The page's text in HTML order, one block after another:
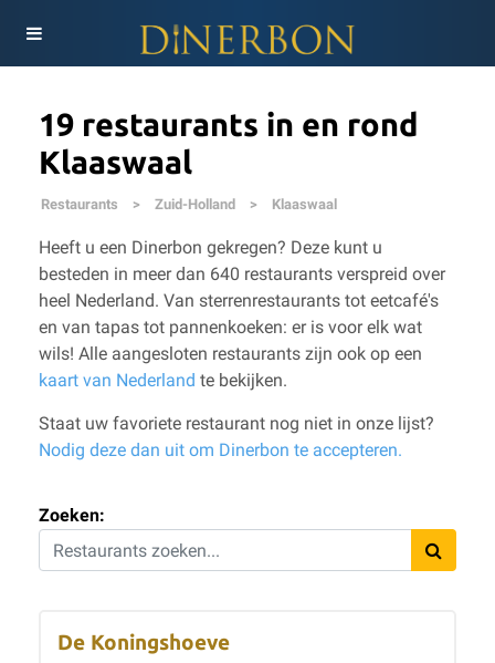
19 restaurants in en rond
Klaaswaal
Restaurants > Zuid-Holland > Klaaswaal
Heeft u een Dinerbon gekregen? Deze kunt u
besteden in meer dan 640 restaurants verspreid over
heel Nederland. Van sterrenrestaurants tot eetcafé's
en van tapas tot pannenkoeken: er is voor elk wat
wils! Alle aangesloten restaurants zijn ook op een
kaart van Nederland te bekijken.
Staat uw favoriete restaurant nog niet in onze lijst?
Nodig deze dan uit om Dinerbon te accepteren.
Zoeken:
De Koningshoeve